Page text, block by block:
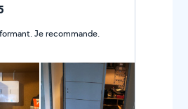
Je recommande.